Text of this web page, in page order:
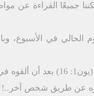
جميعًا القراءة عن
في الأسبوع،
عن طريق شخص آخر..!